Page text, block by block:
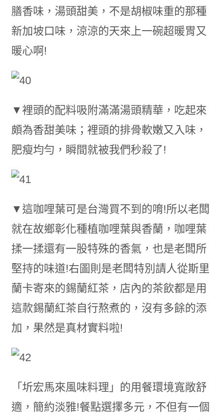
膳香味，湯頭甜美，不是胡椒味重的那種
新加坡口味，涼涼的天來上一碗超暖胃又
暖心啊!
▼裡頭的配料吸附滿滿湯頭精華，吃起來
頗為香甜美味；裡頭的排骨軟嫩又入味，
肥瘦均勻，瞬間就被我們秒殺了!
▼這咖哩葉可是台灣買不到的唷!所以老闆
就在故鄉彰化種植咖哩葉與香蘭，咖哩葉
揉一揉還有一股特殊的香氣，也是老闆所
堅持的味道!右圖則是老闆特別請人從斯里
蘭卡寄來的錫蘭紅茶，店內的茶飲都是用
這款錫蘭紅茶自行熬煮的，沒有多餘的添
加，果然是真材實料啦!
「圻宏馬來風味料理」的用餐環境寬敞舒
適，簡約淡雅!餐點選擇多元，不但有一個